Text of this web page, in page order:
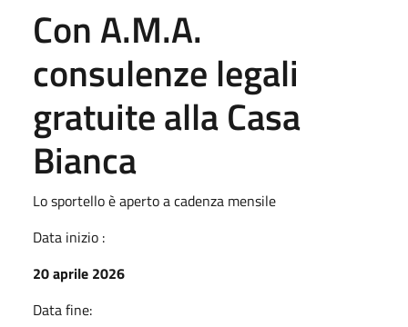
Con A.M.A.
consulenze legali
gratuite alla Casa
Bianca
Lo sportello è aperto a cadenza mensile
Data inizio :
20 aprile 2026
Data fine: